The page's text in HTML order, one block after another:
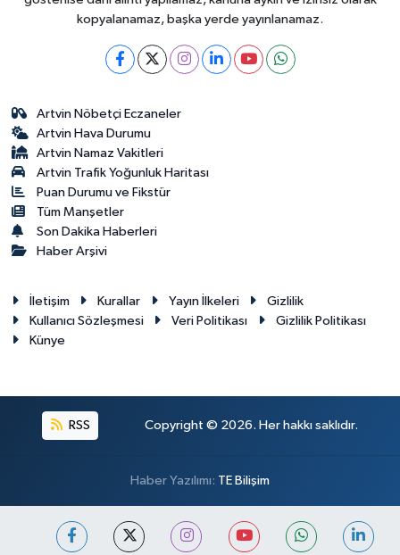
kopyalanamaz, başka yerde yayınlanamaz.
Artvin Nöbetçi Eczaneler
Artvin Hava Durumu
Artvin Namaz Vakitleri
Artvin Trafik Yoğunluk Haritası
Puan Durumu ve Fikstür
Tüm Manşetler
Son Dakika Haberleri
Haber Arşivi
İletişim Kurallar Yayın İlkeleri
Gizlilik
Kullanıcı Sözleşmesi
Veri Politikası
Gizlilik Politikası
Künye
RSS Copyright © 2026. Her hakkı saklıdır.
Haber Yazılımı: TE Bilişim